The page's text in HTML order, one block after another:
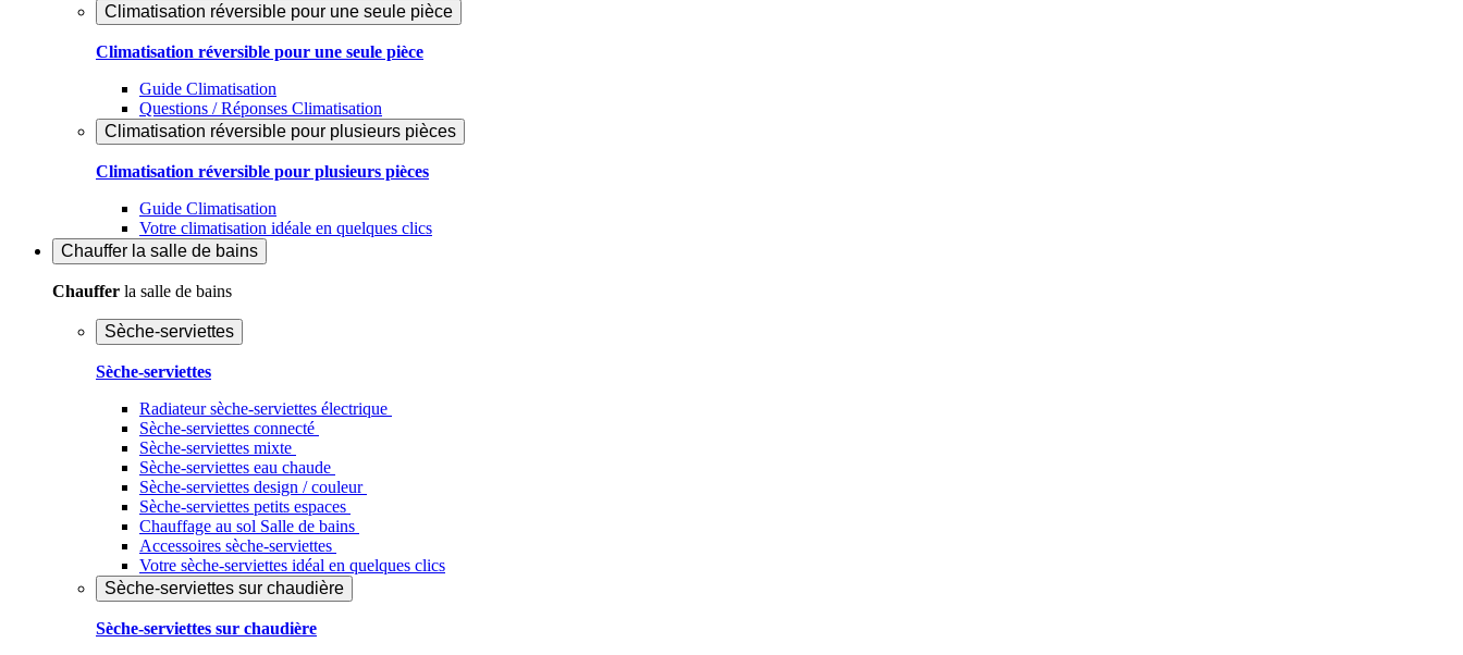
Climatisation réversible pour une seule pièce
Climatisation réversible pour une seule pièce
Guide Climatisation
Questions / Réponses Climatisation
Climatisation réversible pour plusieurs pièces
Climatisation réversible pour plusieurs pièces
Guide Climatisation
Votre climatisation idéale en quelques clics
Chauffer la salle de bains
Chauffer la salle de bains
Sèche-serviettes
Sèche-serviettes
Radiateur sèche-serviettes électrique
Sèche-serviettes connecté
Sèche-serviettes mixte
Sèche-serviettes eau chaude
Sèche-serviettes design / couleur
Sèche-serviettes petits espaces
Chauffage au sol Salle de bains
Accessoires sèche-serviettes
Votre sèche-serviettes idéal en quelques clics
Sèche-serviettes sur chaudière
Sèche-serviettes sur chaudière